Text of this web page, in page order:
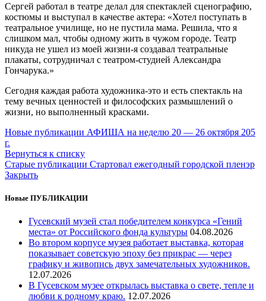
Сергей работал в театре делал для спектаклей сценографию,
костюмы и выступал в качестве актера: «Хотел поступать в
театральное училище, но не пустила мама. Решила, что я
слишком мал, чтобы одному жить в чужом городе. Театр
никуда не ушел из моей жизни-я создавал театральные
плакаты, сотрудничал с театром-студией Александра
Гончарука.»
Сегодня каждая работа художника-это и есть спектакль на
тему вечных ценностей и философских размышлений о
жизни, но выполненный красками.
Новые публикации АФИША на неделю 20 — 26 октября 205
г.
Вернуться к списку
Старые публикации Стартовал ежегодный городской пленэр
Закрыть
Новые ПУБЛИКАЦИИ
Гусевский музей стал победителем конкурса «Гений
места» от Российского фонда культуры 04.08.2026
Во втором корпусе музея работает выставка, которая
показывает советскую эпоху без прикрас — через
графику и живопись двух замечательных художников.
12.07.2026
В Гусевском музее открылась выставка о свете, тепле и
любви к родному краю. 12.07.2026